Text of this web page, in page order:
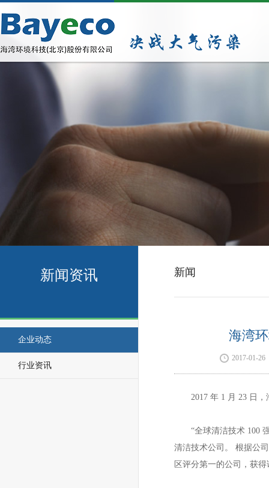
新闻资讯
企业动态
行业资讯
新闻
海湾
2017-01-26
2017 年 1 月 23 日
“全球清洁技术 100
清洁技术公司。 根据公
区评分第一的公司，获